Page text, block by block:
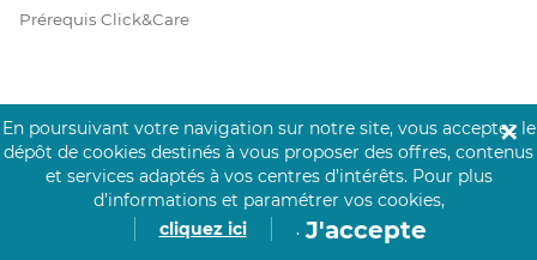
Prérequis Click&Care
Vie Privée
En poursuivant votre navigation sur notre site, vous acceptez le
dépôt de cookies destinés à vous proposer des offres, contenus
et services adaptés à vos centres d’intérêts. Pour plus
d’informations et paramétrer vos cookies,
cliquez ici
. J'accepte
✕